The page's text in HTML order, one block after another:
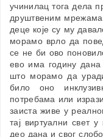
учинилац тога дела
друштвеним
деце које су му
морамо врло да
се не би ово
ево има годину
што морамо да
било оно
потребама или
заиста живе у
тај виртуални свет
део дана и свог